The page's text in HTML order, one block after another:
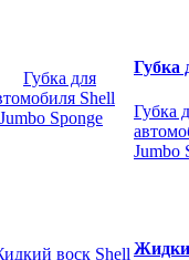
Губка
Губка
Jumbo